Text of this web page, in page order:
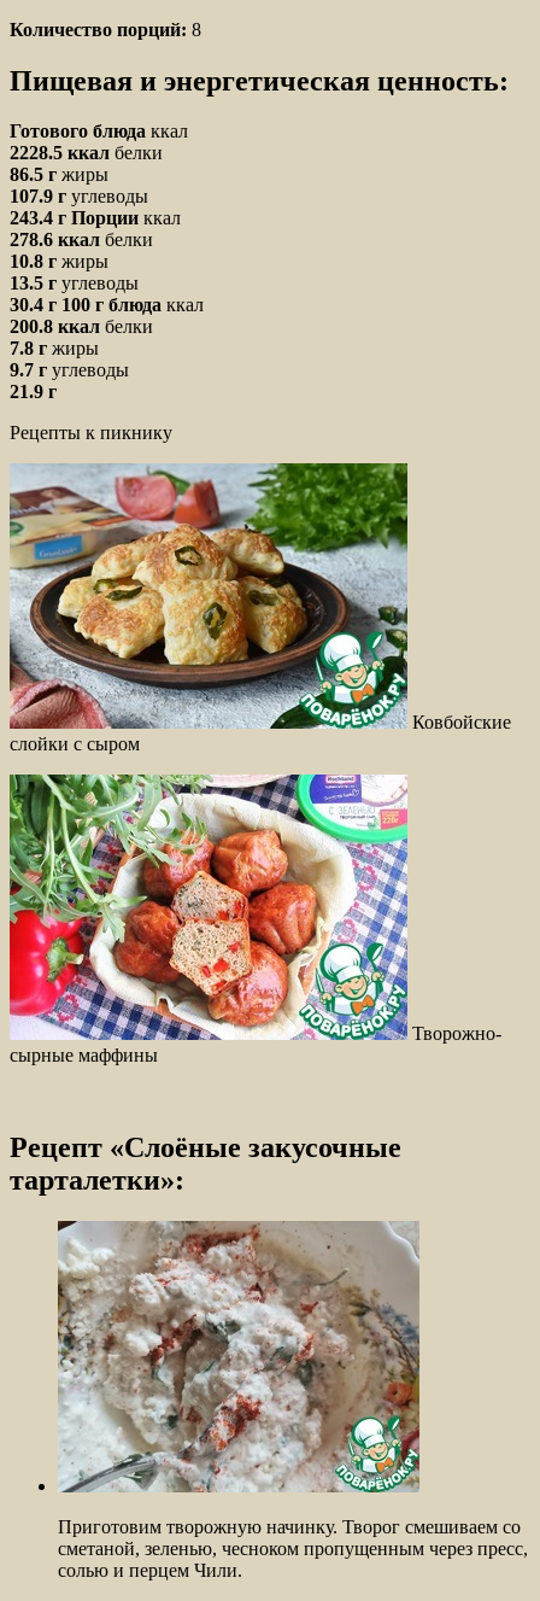
Количество порций: 8
Пищевая и энергетическая ценность:
Готового блюда ккал
2228.5 ккал белки
86.5 г жиры
107.9 г углеводы
243.4 г Порции ккал
278.6 ккал белки
10.8 г жиры
13.5 г углеводы
30.4 г 100 г блюда ккал
200.8 ккал белки
7.8 г жиры
9.7 г углеводы
21.9 г
Рецепты к пикнику
Ковбойские
слойки с сыром
Творожно-
сырные маффины
Рецепт «Слоёные закусочные
тарталетки»:
Приготовим творожную начинку. Творог смешиваем со
сметаной, зеленью, чесноком пропущенным через пресс,
солью и перцем Чили.